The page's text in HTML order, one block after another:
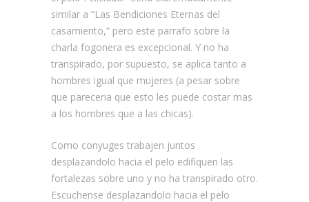
similar a “Las Bendiciones Eternas del
casamiento,” pero este parrafo sobre la
charla fogonera es excepcional. Y no ha
transpirado, por supuesto, se aplica tanto a
hombres igual que mujeres (a pesar sobre
que pareceria que esto les puede costar mas
a los hombres que a las chicas).
Como conyuges trabajen juntos
desplazandolo hacia el pelo edifiquen las
fortalezas sobre uno y no ha transpirado otro.
Escuchense desplazandolo hacia el pelo